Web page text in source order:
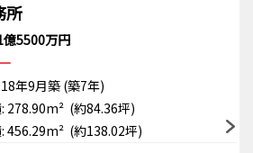
所
億5500万円
年9月築 (築7年)
278.90m² (約84.36坪)
456.29m² (約138.02坪)